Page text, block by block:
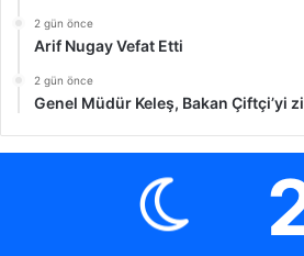
2 gün önce
Arif Nugay Vefat Etti
2 gün önce
Genel Müdür Keleş, Bakan Çiftçi’yi